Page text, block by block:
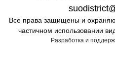
Все права защищены и
частичном использовании
Разработка и